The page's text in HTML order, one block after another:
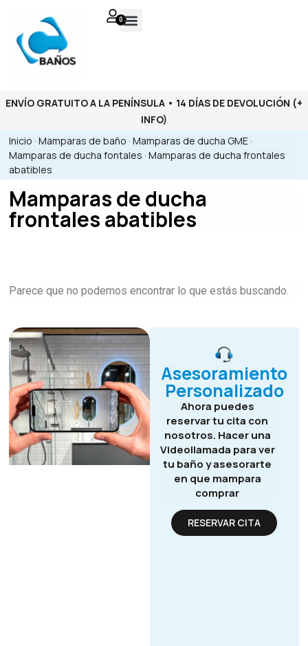
0
ENVÍO GRATUITO A LA PENÍNSULA • 14 DÍAS DE DEVOLUCIÓN (+
INFO)
Inicio ·Mamparas de baño ·Mamparas de ducha GME ·
Mamparas de ducha fontales ·Mamparas de ducha frontales
abatibles
Mamparas de ducha
frontales abatibles
Parece que no podemos encontrar lo que estás buscando.
Asesoramiento
Personalizado
Ahora puedes
reservar tu cita con
nosotros. Hacer una
Videollamada para ver
tu baño y asesorarte
en que mampara
comprar
RESERVAR CITA